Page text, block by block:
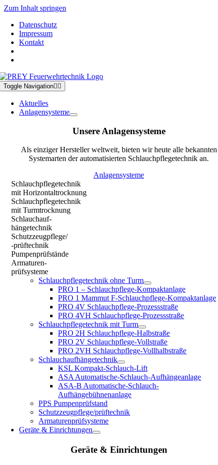
Zum Inhalt springen
Datenschutz
Impressum
Kontakt
Toggle Navigation
Aktuelles
Anlagensysteme
Unsere Anlagensysteme
Als einziger Hersteller weltweit, bieten wir heute alle bekannten
Systemarten der automatisierten Schlauchpflegetechnik an.
Anlagensysteme
Schlauchpflegetechnik
mit Horizontaltrocknung
Schlauchpflegetechnik
mit Turmtrocknung
Schlauchauf-
hängetechnik
Schutzzeugpflege/
-prüftechnik
Pumpenprüfstände
Armaturen-
prüfsysteme
Schlauchpflegetechnik ohne Turm
PRO 1 – Schlauchpflege-Kompaktanlage
PRO 1 Mammut F-Schlauchpflege-Kompaktanlage
PRO 4V Schlauchpflege-Prozessstraße
PRO 4VH Schlauchpflege-Prozessstraße
Schlauchpflegetechnik mit Turm
PRO 2H Schlauchpflege-Halbstraße
PRO 2V Schlauchpflege-Vollstraße
PRO 2VH Schlauchpflege-Vollhalbstraße
Schlauchaufhängetechnik
KSL Kompakt-Schlauch-Lift
ASA Automatische-Schlauch-Aufhängeanlage
ASA-B Automatische-Schlauch-
Aufhängebühnenanlage
PPS Pumpenprüfstand
Schutzzeugpflege/prüftechnik
Armaturenprüfsysteme
Geräte & Einrichtungen
Geräte & Einrichtungen